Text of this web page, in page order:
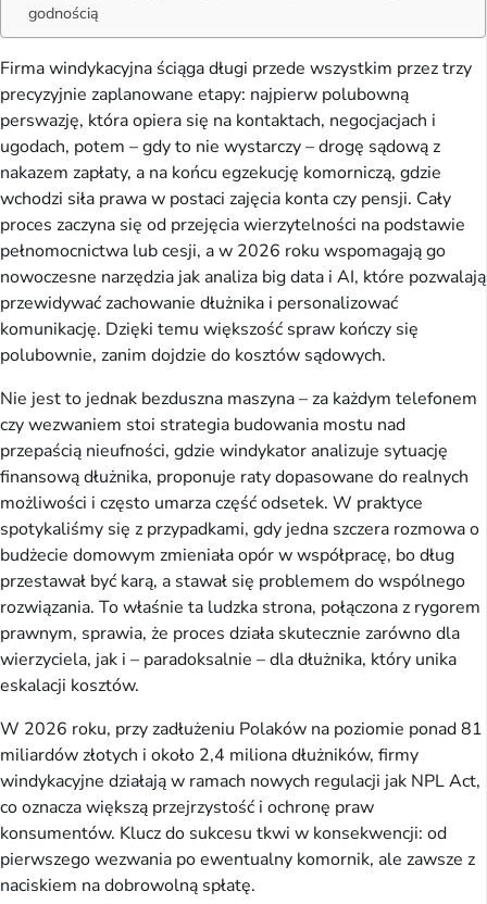
godnością
Firma windykacyjna ściąga długi przede wszystkim przez trzy
precyzyjnie zaplanowane etapy: najpierw polubowną
perswazję, która opiera się na kontaktach, negocjacjach i
ugodach, potem – gdy to nie wystarczy – drogę sądową z
nakazem zapłaty, a na końcu egzekucję komorniczą, gdzie
wchodzi siła prawa w postaci zajęcia konta czy pensji. Cały
proces zaczyna się od przejęcia wierzytelności na podstawie
pełnomocnictwa lub cesji, a w 2026 roku wspomagają go
nowoczesne narzędzia jak analiza big data i AI, które pozwalają
przewidywać zachowanie dłużnika i personalizować
komunikację. Dzięki temu większość spraw kończy się
polubownie, zanim dojdzie do kosztów sądowych.
Nie jest to jednak bezduszna maszyna – za każdym telefonem
czy wezwaniem stoi strategia budowania mostu nad
przepaścią nieufności, gdzie windykator analizuje sytuację
finansową dłużnika, proponuje raty dopasowane do realnych
możliwości i często umarza część odsetek. W praktyce
spotykaliśmy się z przypadkami, gdy jedna szczera rozmowa o
budżecie domowym zmieniała opór w współpracę, bo dług
przestawał być karą, a stawał się problemem do wspólnego
rozwiązania. To właśnie ta ludzka strona, połączona z rygorem
prawnym, sprawia, że proces działa skutecznie zarówno dla
wierzyciela, jak i – paradoksalnie – dla dłużnika, który unika
eskalacji kosztów.
W 2026 roku, przy zadłużeniu Polaków na poziomie ponad 81
miliardów złotych i około 2,4 miliona dłużników, firmy
windykacyjne działają w ramach nowych regulacji jak NPL Act,
co oznacza większą przejrzystość i ochronę praw
konsumentów. Klucz do sukcesu tkwi w konsekwencji: od
pierwszego wezwania po ewentualny komornik, ale zawsze z
naciskiem na dobrowolną spłatę.